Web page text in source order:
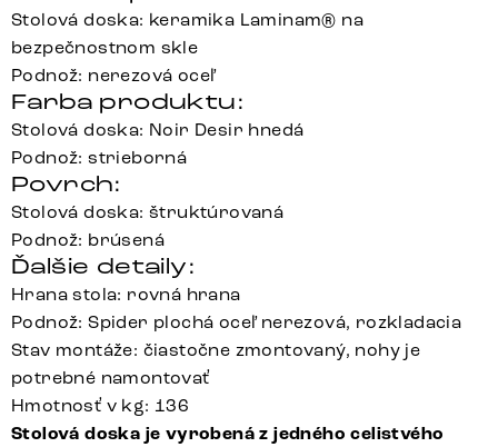
Stolová doska: keramika Laminam® na
bezpečnostnom skle
Podnož: nerezová oceľ
Farba produktu:
Stolová doska: Noir Desir hnedá
Podnož: strieborná
Povrch:
Stolová doska: štruktúrovaná
Podnož: brúsená
Ďalšie detaily:
Hrana stola: rovná hrana
Podnož: Spider plochá oceľ nerezová, rozkladacia
Stav montáže: čiastočne zmontovaný, nohy je
potrebné namontovať
Hmotnosť v kg: 136
Stolová doska je vyrobená z jedného celistvého